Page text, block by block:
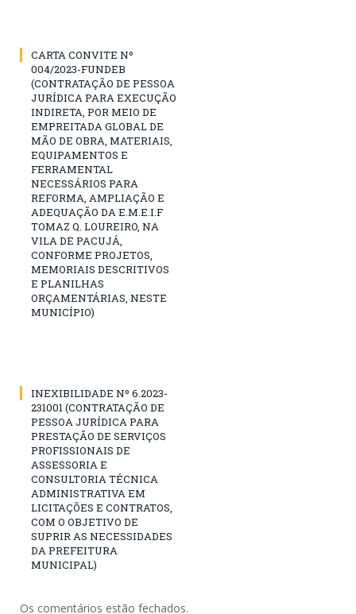
CARTA CONVITE Nº
004/2023-FUNDEB
(CONTRATAÇÃO DE PESSOA
JURÍDICA PARA EXECUÇÃO
INDIRETA, POR MEIO DE
EMPREITADA GLOBAL DE
MÃO DE OBRA, MATERIAIS,
EQUIPAMENTOS E
FERRAMENTAL
NECESSÁRIOS PARA
REFORMA, AMPLIAÇÃO E
ADEQUAÇÃO DA E.M.E.I.F
TOMAZ Q. LOUREIRO, NA
VILA DE PACUJÁ,
CONFORME PROJETOS,
MEMORIAIS DESCRITIVOS
E PLANILHAS
ORÇAMENTÁRIAS, NESTE
MUNICÍPIO)
INEXIBILIDADE Nº 6.2023-
231001 (CONTRATAÇÃO DE
PESSOA JURÍDICA PARA
PRESTAÇÃO DE SERVIÇOS
PROFISSIONAIS DE
ASSESSORIA E
CONSULTORIA TÉCNICA
ADMINISTRATIVA EM
LICITAÇÕES E CONTRATOS,
COM O OBJETIVO DE
SUPRIR AS NECESSIDADES
DA PREFEITURA
MUNICIPAL)
Os comentários estão fechados.